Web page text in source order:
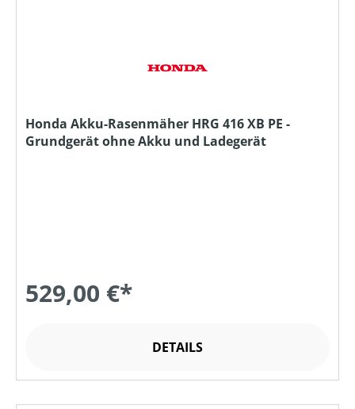
Honda Akku-Rasenmäher HRG 416 XB PE -
Grundgerät ohne Akku und Ladegerät
529,00 €*
DETAILS